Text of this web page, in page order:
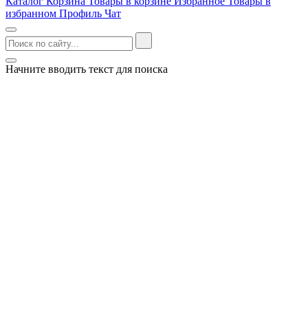
избранном Профиль Чат
Начните вводить текст для поиска